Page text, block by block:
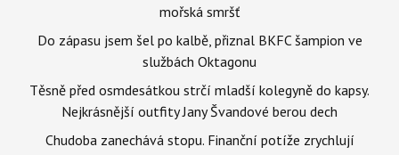
mořská smršť
Do zápasu jsem šel po kalbě, přiznal BKFC šampion ve
službách Oktagonu
Těsně před osmdesátkou strčí mladší kolegyně do kapsy.
Nejkrásnější outfity Jany Švandové berou dech
Chudoba zanechává stopu. Finanční potíže zrychlují